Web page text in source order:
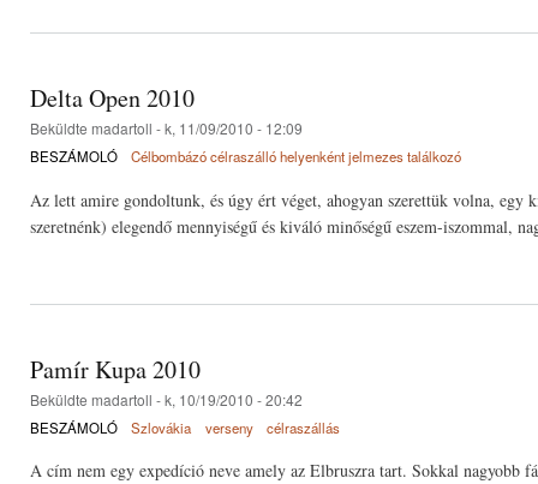
Delta Open 2010
Beküldte madartoll - k, 11/09/2010 - 12:09
BESZÁMOLÓ Célbombázó célraszálló helyenként jelmezes találkozó
Az lett amire gondoltunk, és úgy ért véget, ahogyan szerettük volna,
szeretnénk) elegendő mennyiségű és kiváló minőségű eszem-iszommal,
Pamír Kupa 2010
Beküldte madartoll - k, 10/19/2010 - 20:42
BESZÁMOLÓ Szlovákia verseny célraszállás
A cím nem egy expedíció neve amely az Elbruszra tart. Sokkal nagyobb